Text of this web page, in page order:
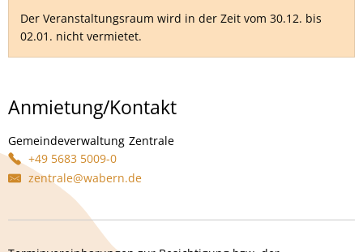
Der Veranstaltungsraum wird in der Zeit vom 30.12. bis
02.01. nicht vermietet.
Anmietung/Kontakt
Gemeindeverwaltung Zentrale
+49 5683 5009-0
zentrale@wabern.de